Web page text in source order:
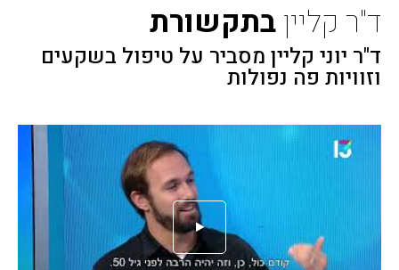
ד"ר קלייןבתקשורת
ד"ר יוני קליין מסביר על טיפול בשקעים
וזוויות פה נפולות